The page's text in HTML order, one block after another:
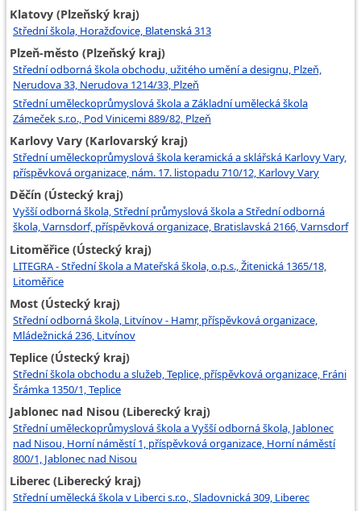
Klatovy (Plzeňský kraj)
Střední škola, Horažďovice, Blatenská 313
Plzeň-město (Plzeňský kraj)
Střední odborná škola obchodu, užitého umění a designu, Plzeň,
Nerudova 33, Nerudova 1214/33, Plzeň
Střední uměleckoprůmyslová škola a Základní umělecká škola
Zámeček s.r.o., Pod Vinicemi 889/82, Plzeň
Karlovy Vary (Karlovarský kraj)
Střední uměleckoprůmyslová škola keramická a sklářská Karlovy Vary,
příspěvková organizace, nám. 17. listopadu 710/12, Karlovy Vary
Děčín (Ústecký kraj)
Vyšší odborná škola, Střední průmyslová škola a Střední odborná
škola, Varnsdorf, příspěvková organizace, Bratislavská 2166, Varnsdorf
Litoměřice (Ústecký kraj)
LITEGRA - Střední škola a Mateřská škola, o.p.s., Žitenická 1365/18,
Litoměřice
Most (Ústecký kraj)
Střední odborná škola, Litvínov - Hamr, příspěvková organizace,
Mládežnická 236, Litvínov
Teplice (Ústecký kraj)
Střední škola obchodu a služeb, Teplice, příspěvková organizace, Fráni
Šrámka 1350/1, Teplice
Jablonec nad Nisou (Liberecký kraj)
Střední uměleckoprůmyslová škola a Vyšší odborná škola, Jablonec
nad Nisou, Horní náměstí 1, příspěvková organizace, Horní náměstí
800/1, Jablonec nad Nisou
Liberec (Liberecký kraj)
Střední umělecká škola v Liberci s.r.o., Sladovnická 309, Liberec